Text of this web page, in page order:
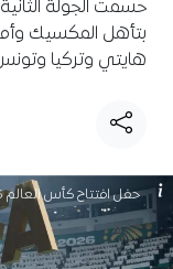
هايتي وتركيا
حفل افتتاح كأس العالم 2026